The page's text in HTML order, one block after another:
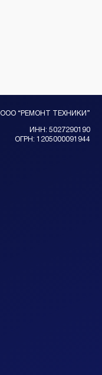
ООО “РЕМОНТ ТЕХНИКИ”
ИНН: 5027290190
ОГРН: 1205000091944